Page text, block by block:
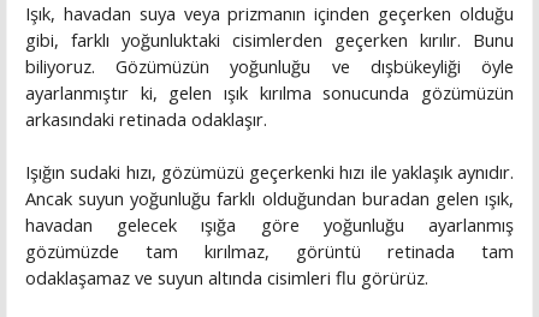
Işık, havadan suya veya prizmanın içinden geçerken olduğu
gibi, farklı yoğunluktaki cisimlerden geçerken kırılır. Bunu
biliyoruz. Gözümüzün yoğunluğu ve dışbükeyliği öyle
ayarlanmıştır ki, gelen ışık kırılma sonucunda gözümüzün
arkasındaki retinada odaklaşır.
Işığın sudaki hızı, gözümüzü geçerkenki hızı ile yaklaşık aynıdır.
Ancak suyun yoğunluğu farklı olduğundan buradan gelen ışık,
havadan gelecek ışığa göre yoğunluğu ayarlanmış
gözümüzde tam kırılmaz, görüntü retinada tam
odaklaşamaz ve suyun altında cisimleri flu görürüz.